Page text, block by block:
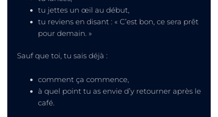
tu jettes un œil au début,
tu reviens en disant : « C’est bon, ce sera prêt
pour demain. »
Sauf que toi, tu sais déjà :
comment ça commence,
à quel point tu as envie d’y retourner après le
café.